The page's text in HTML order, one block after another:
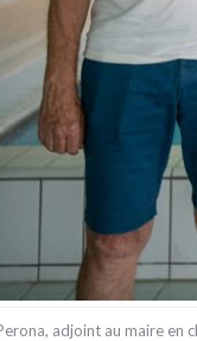
adjoint au maire en